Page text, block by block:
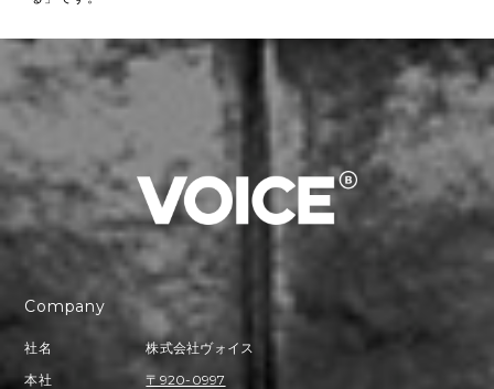
Company
社名
株式会社ヴォイス
本社
〒920-0997